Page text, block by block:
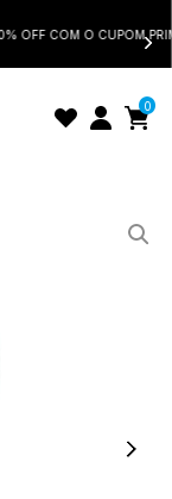
0